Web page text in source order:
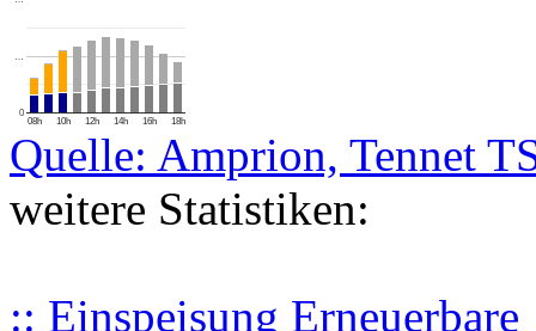
08h 10h 12h 14h 16h 18h
0
…
Quelle: Amprion, Tennet
weitere Statistiken:
:: Einspeisung Erneuerbare